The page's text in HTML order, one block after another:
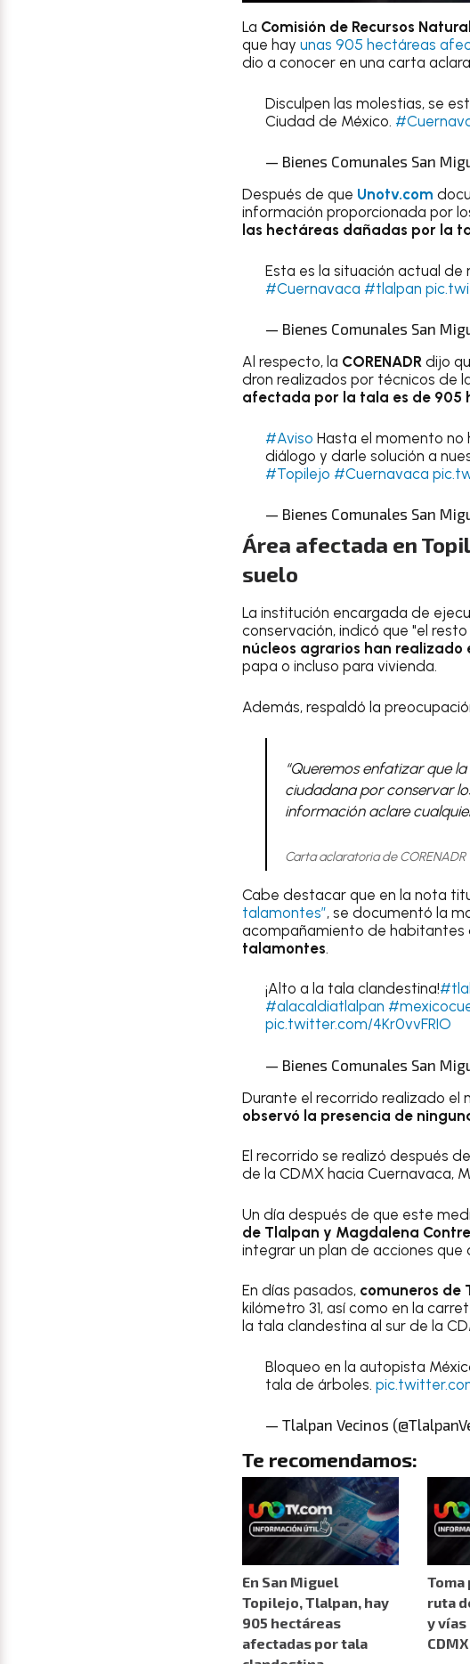
La Comisión de Recursos
que hay unas 905 hectáreas
dio a conocer en una carta
Disculpen las molestias, se
Ciudad de México.
— Bienes Comunales San
Después de que Unotv.com
información proporcionada por
las hectáreas dañadas por la
Esta es la situación actual
#Cuernavaca #tlalpan
— Bienes Comunales San
Al respecto, la CORENADR dijo
dron realizados por técnicos de
afectada por la tala es de 905
#Aviso Hasta el momento
diálogo y darle solución a
#Topilejo #Cuernavaca
— Bienes Comunales San
Área afectada en
suelo
La institución encargada de
conservación, indicó que "el
núcleos agrarios han
papa o incluso para vivienda.
Además, respaldó la
“Queremos enfatizar que
ciudadana por conservar
información aclare
Carta aclaratoria de CORENADR
Cabe destacar que en la nota
talamontes”, se documentó la
acompañamiento de habitantes
talamontes.
¡Alto a la tala clandestina!
#alacaldiatlalpan
pic.twitter.com/4Kr0vvFRIO
— Bienes Comunales San
Durante el recorrido realizado el
observó la presencia de
El recorrido se realizó después
de la CDMX hacia Cuernavaca,
Un día después de que este
de Tlalpan y Magdalena
integrar un plan de acciones que
En días pasados, comuneros de
kilómetro 31, así como en la
la tala clandestina al sur de la
Bloqueo en la autopista
tala de árboles.
— Tlalpan Vecinos
Te recomendamos:
En San Miguel
Topilejo, Tlalpan, hay
905 hectáreas
afectadas por tala
Toma
ruta
y
CDMX